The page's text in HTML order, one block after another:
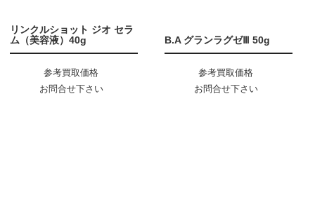
リンクルショット ジオ セラ
ム（美容液）40g
参考買取価格
お問合せ下さい
B.A グランラグゼⅢ 50g
参考買取価格
お問合せ下さい